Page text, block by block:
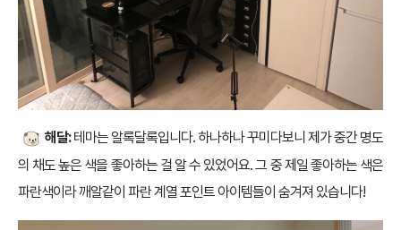
해달:테마는 알록달록입니다. 하나하나 꾸미다보니 제가 중간 명도
의 채도 높은 색을 좋아하는 걸 알 수 있었어요. 그 중 제일 좋아하는 색은
파란색이라 깨알같이 파란 계열 포인트 아이템들이 숨겨져 있습니다!